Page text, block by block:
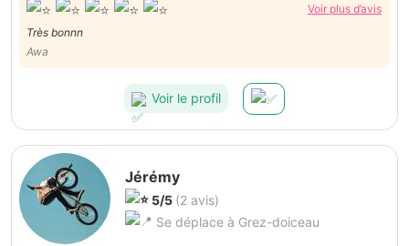
Voir plus d’avis
Très bonnn
Awa
Voir le profil
Jérémy
5/5 (2 avis)
Se déplace à Grez-doiceau